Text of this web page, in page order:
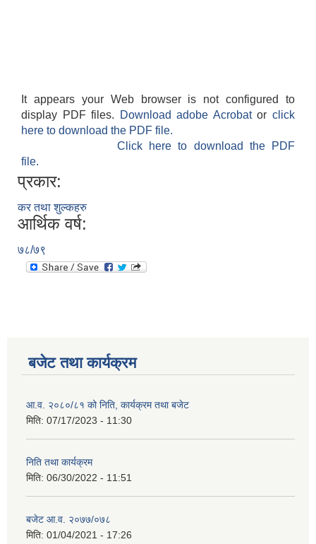
It appears your Web browser is not configured to
display PDF files.
Download adobe Acrobatorclick
here to download the PDF file.
Click here to download the PDF
file.
प्रकार:
कर तथा शुल्कहरु
आर्थिक वर्ष:
७८/७९
बजेट तथा कार्यक्रम
आ.व. २०८०/८१ को निति, कार्यक्रम तथा बजेट
मिति: 07/17/2023 - 11:30
निति तथा कार्यक्रम
मिति: 06/30/2022 - 11:51
बजेट आ.व. २०७७/०७८
मिति: 01/04/2021 - 17:26